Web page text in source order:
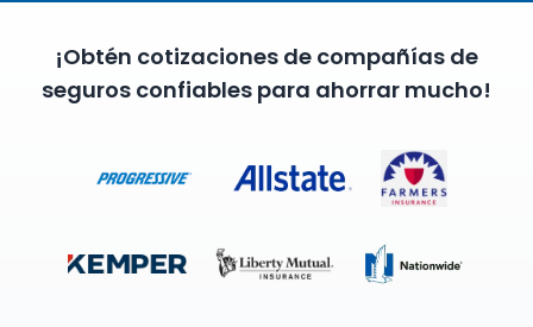
¡Obtén cotizaciones de compañías de
seguros confiables para ahorrar mucho!